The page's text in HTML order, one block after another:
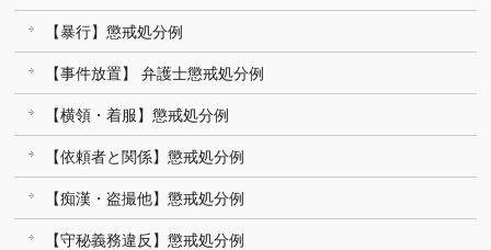
【暴行】懲戒処分例
【事件放置】 弁護士懲戒処分例
【横領・着服】懲戒処分例
【依頼者と関係】懲戒処分例
【痴漢・盗撮他】懲戒処分例
【守秘義務違反】懲戒処分例